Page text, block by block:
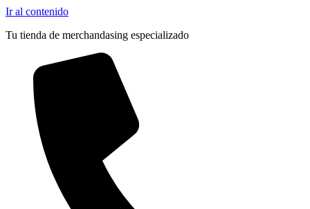
Ir al contenido
Tu tienda de merchandasing especializado